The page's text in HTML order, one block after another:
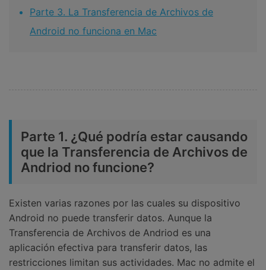
Parte 3. La Transferencia de Archivos de
Android no funciona en Mac
Parte 1. ¿Qué podría estar causando
que la Transferencia de Archivos de
Andriod no funcione?
Existen varias razones por las cuales su dispositivo
Android no puede transferir datos. Aunque la
Transferencia de Archivos de Andriod es una
aplicación efectiva para transferir datos, las
restricciones limitan sus actividades. Mac no admite el